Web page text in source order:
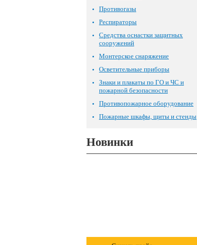
Противогазы
Респираторы
Средства оснастки защитных
сооружений
Монтерское снаряжение
Осветительные приборы
Знаки и плакаты по ГО и ЧС и
пожарной безопасности
Противопожарное оборудование
Пожарные шкафы, щиты и стенды
Новинки